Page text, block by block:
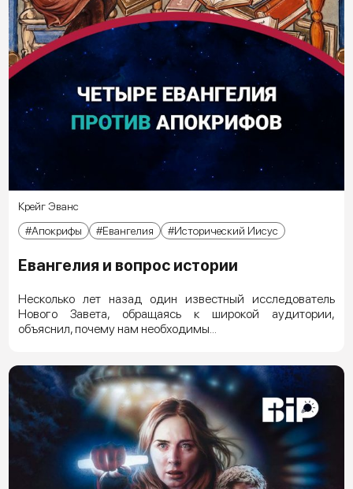
Крейг Эванс
Апокрифы
Евангелия Исторический Иисус
Евангелия и вопрос истории
Несколько лет назад один известный исследователь
Нового Завета, обращаясь к широкой аудитории,
объяснил, почему нам необходимы...